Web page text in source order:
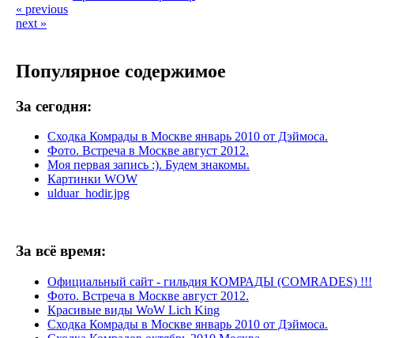
« previous
next »
Популярное содержимое
За сегодня:
Сходка Комрады в Москве январь 2010 от Дэймоса.
Фото. Встреча в Москве август 2012.
Моя первая запись :). Будем знакомы.
Картинки WOW
ulduar_hodir.jpg
За всё время:
Официальный сайт - гильдия КОМРАДЫ (COMRADES) !!!
Фото. Встреча в Москве август 2012.
Красивые виды WoW Lich King
Сходка Комрады в Москве январь 2010 от Дэймоса.